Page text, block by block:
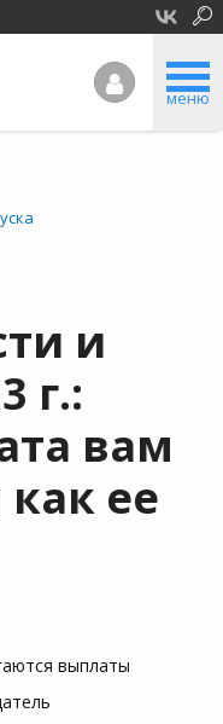
меню
и
г.:
вам
ее
выплаты